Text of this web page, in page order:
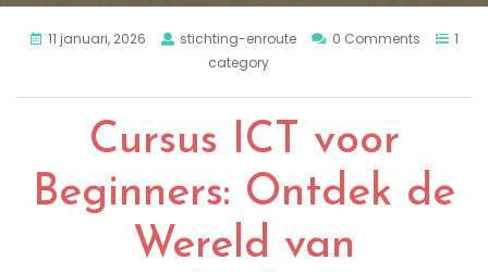
11 januari, 2026 stichting-enroute 0 Comments
1
category
Cursus ICT voor
Beginners: Ontdek de
Wereld van